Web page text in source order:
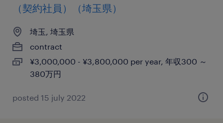
（契約社員）（埼玉県）
埼玉, 埼玉県
contract
¥3,000,000 - ¥3,800,000 per year, 年収300 ～
380万円
posted 15 july 2022